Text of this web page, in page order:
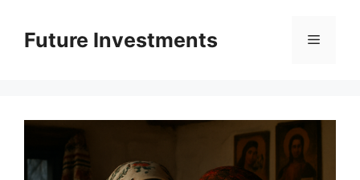
вмістуFuture Investments Меню